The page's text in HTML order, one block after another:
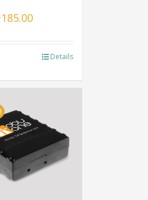
185.00Aktualna
Details